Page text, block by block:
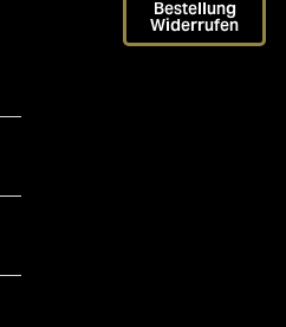
Bestellung
Widerrufen